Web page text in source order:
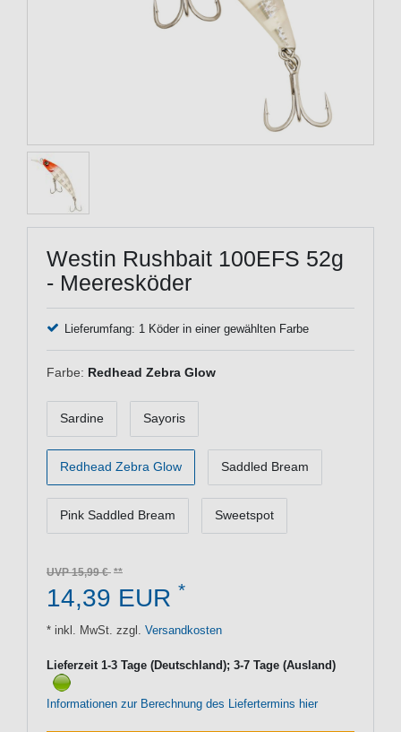
Westin Rushbait 100EFS 52g
- Meeresköder
Lieferumfang: 1 Köder in einer gewählten Farbe
Farbe: Redhead Zebra Glow
Sardine Sayoris
Redhead Zebra Glow Saddled Bream
Pink Saddled Bream Sweetspot
UVP 15,99 €
14,39 EUR *
* inkl. MwSt. zzgl. Versandkosten
Lieferzeit 1-3 Tage (Deutschland); 3-7 Tage (Ausland)
Informationen zur Berechnung des Liefertermins hier